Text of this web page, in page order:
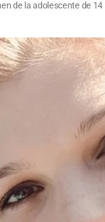
de la adolescente de 14